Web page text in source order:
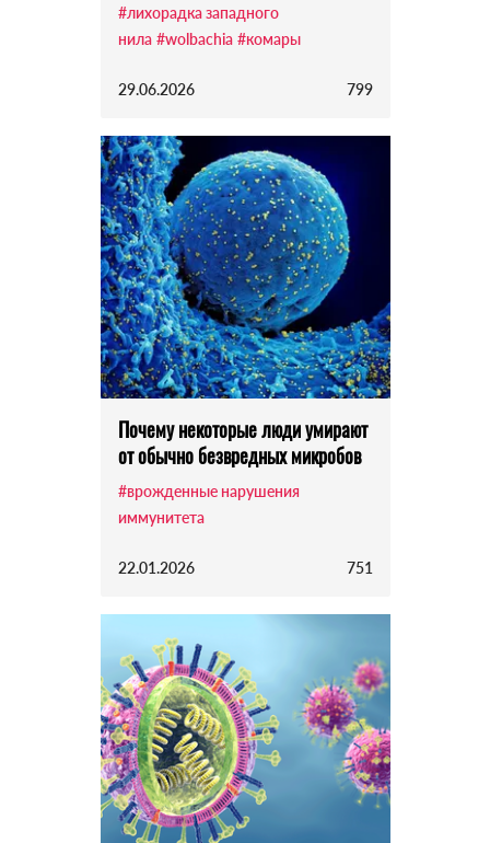
#лихорадка западного
нила #wolbachia #комары
29.06.2026 799
Почему некоторые люди умирают
от обычно безвредных микробов
#врожденные нарушения
иммунитета
22.01.2026 751